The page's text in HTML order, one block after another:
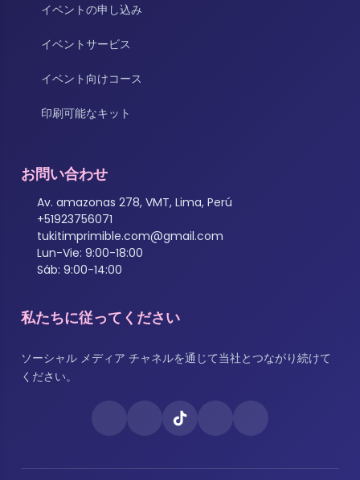
イベントの申し込み
イベントサービス
イベント向けコース
印刷可能なキット
お問い合わせ
Av. amazonas 278, VMT, Lima, Perú
+51923756071
tukitimprimible.com@gmail.com
Lun-Vie: 9:00-18:00
Sáb: 9:00-14:00
私たちに従ってください
ソーシャル メディア チャネルを通じて当社とつながり続けて
ください。